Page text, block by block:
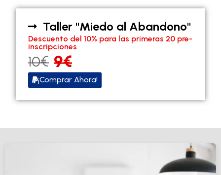
Taller "Miedo al Abandono"
Descuento del 10% para las primeras 20 pre-
inscripciones
10€ 9€
¡Comprar Ahora!